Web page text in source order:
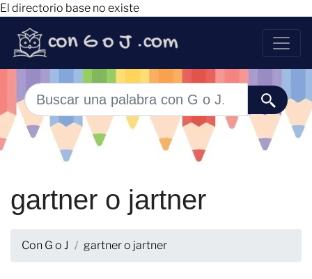
El directorio base no existe
gartner o jartner
Con G o J gartner o jartner